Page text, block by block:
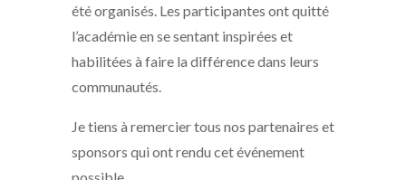
été organisés. Les participantes ont quitté
l’académie en se sentant inspirées et
habilitées à faire la différence dans leurs
communautés.
Je tiens à remercier tous nos partenaires et
sponsors qui ont rendu cet événement